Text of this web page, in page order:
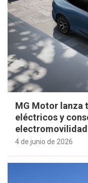
MG Motor lanza
eléctricos y
electromovilidad
4 de junio de 2026